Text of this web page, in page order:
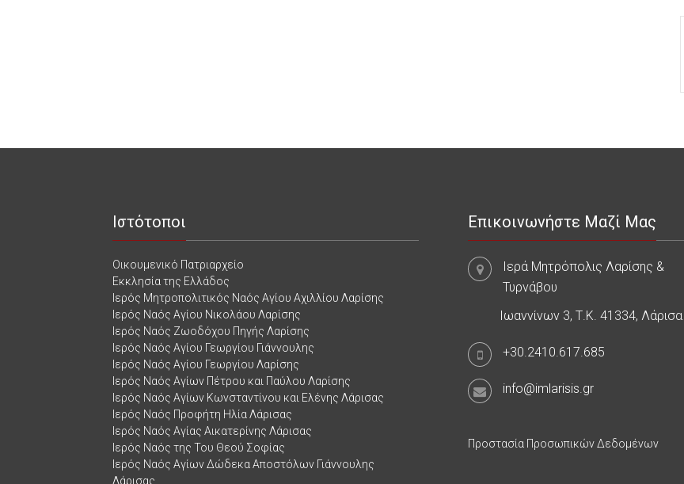
Ιστότοποι
Οικουμενικό Πατριαρχείο
Εκκλησία της Ελλάδος
Ιερός Μητροπολιτικός Ναός Αγίου Αχιλλίου Λαρίσης
Ιερός Ναός Αγίου Νικολάου Λαρίσης
Ιερός Ναός Ζωοδόχου Πηγής Λαρίσης
Ιερός Ναός Αγίου Γεωργίου Γιάννουλης
Ιερός Ναός Αγίου Γεωργίου Λαρίσης
Ιερός Ναός Αγίων Πέτρου και Παύλου Λαρίσης
Ιερός Ναός Αγίων Κωνσταντίνου και Ελένης Λάρισας
Ιερός Ναός Προφήτη Ηλία Λάρισας
Ιερός Ναός Αγίας Αικατερίνης Λάρισας
Ιερός Ναός της Του Θεού Σοφίας
Ιερός Ναός Αγίων Δώδεκα Αποστόλων Γιάννουλης
Λάρισας
Επικοινωνήστε Μαζί Μας
Ιερά Μητρόπολις Λαρίσης &
Τυρνάβου
Ιωαννίνων 3, Τ.Κ. 41334, Λάρισα
+30.2410.617.685
info@imlarisis.gr
Προστασία Προσωπικών Δεδομένων